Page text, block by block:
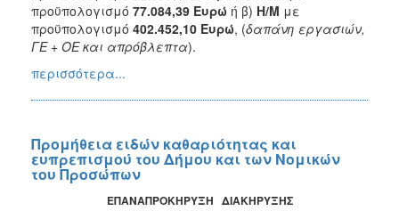
προϋπολογισμό 77.084,39 Ευρώ ή β) Η/Μ με
προϋπολογισμό 402.452,10 Ευρώ, (δαπάνη εργασιών,
ΓΕ + ΟΕ και απρόβλεπτα).
περισσότερα...
Προμήθεια ειδών καθαριότητας και
ευπρεπισμού του Δήμου και των Νομικών
του Προσώπων
ΕΠΑΝΑΠΡΟΚΗΡΥΞΗ ΔΙΑΚΗΡΥΞΗΣ